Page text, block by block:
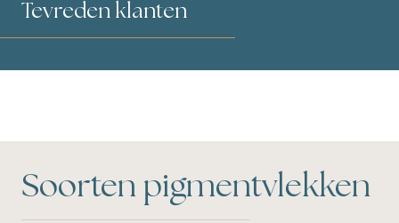
Tevreden klanten
Soorten pigmentvlekken